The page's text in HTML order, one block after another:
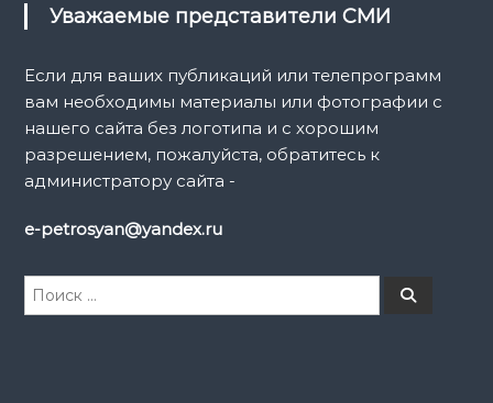
Уважаемые представители СМИ
Если для ваших публикаций или телепрограмм
вам необходимы материалы или фотографии с
нашего сайта без логотипа и с хорошим
разрешением, пожалуйста, обратитесь к
администратору сайта -
e-petrosyan@yandex.ru
И
П